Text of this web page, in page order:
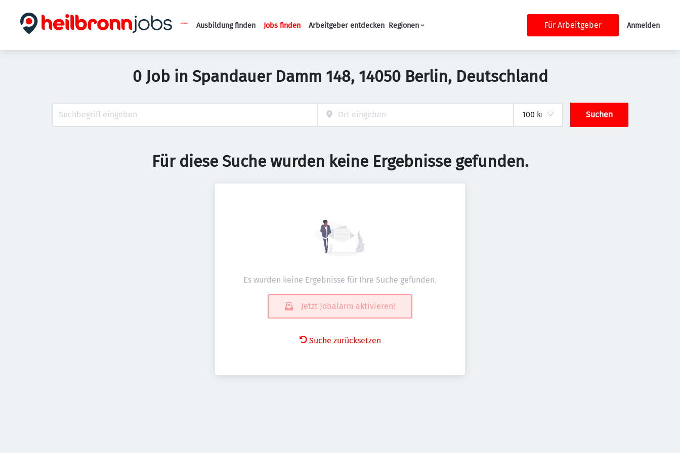
Haupt-Navigation
Ausbildung finden Jobs finden Arbeitgeber entdecken Regionen Für Arbeitgeber Anmelden
0 Job in Spandauer Damm 148, 14050 Berlin, Deutschland
Suchen
Für diese Suche wurden keine Ergebnisse gefunden.
Es wurden keine Ergebnisse für Ihre Suche gefunden.
Jetzt Jobalarm aktivieren!
Suche zurücksetzen